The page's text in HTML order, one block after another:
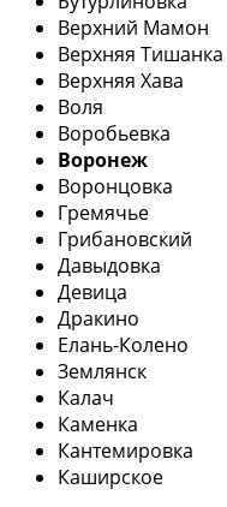
Верхний Мамон
Верхняя Тишанка
Верхняя Хава
Воля
Воробьевка
Воронеж
Воронцовка
Гремячье
Грибановский
Давыдовка
Девица
Дракино
Елань-Колено
Землянск
Калач
Каменка
Кантемировка
Каширское